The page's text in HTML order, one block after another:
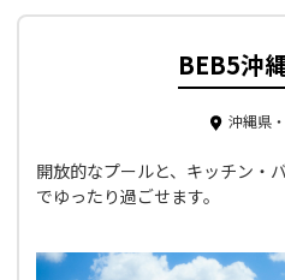
BEB5沖
沖縄県
開放的なプールと、キッチン・
でゆったり過ごせます。